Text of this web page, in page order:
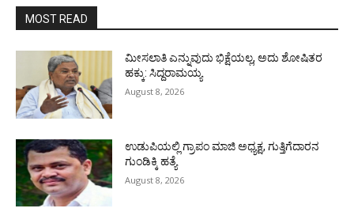
MOST READ
ಮೀಸಲಾತಿ ಎನ್ನುವುದು ಭಿಕ್ಷೆಯಲ್ಲ, ಅದು ಶೋಷಿತರ
ಹಕ್ಕು: ಸಿದ್ದರಾಮಯ್ಯ
August 8, 2026
ಉಡುಪಿಯಲ್ಲಿ ಗ್ರಾಪಂ ಮಾಜಿ ಅಧ್ಯಕ್ಷ, ಗುತ್ತಿಗೆದಾರನ
ಗುಂಡಿಕ್ಕಿ ಹತ್ಯೆ
August 8, 2026